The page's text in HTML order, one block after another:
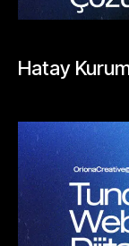
Hatay